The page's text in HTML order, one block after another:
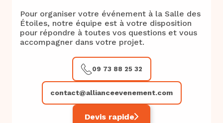
Pour organiser votre événement à la Salle des
Étoiles, notre équipe est à votre disposition
pour répondre à toutes vos questions et vous
accompagner dans votre projet.
09 73 88 25 32
contact@allianceevenement.com
Devis rapide